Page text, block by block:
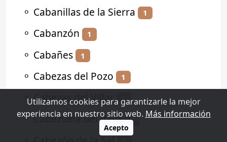
⚬ Cabanillas de la Sierra 1
⚬ Cabanzón 1
⚬ Cabañes 1
⚬ Cabezas del Pozo 1
⚬Cabezas del Villar 1
⚬Cabezuela del Valle 2
Utilizamos cookies para garantizarle la mejor
experiencia en nuestro sitio web. Más información
Acepto